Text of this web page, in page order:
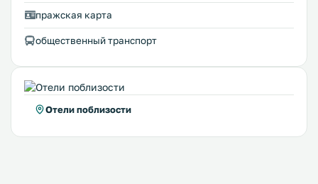
пражская карта
общественный транспорт
Отели поблизости